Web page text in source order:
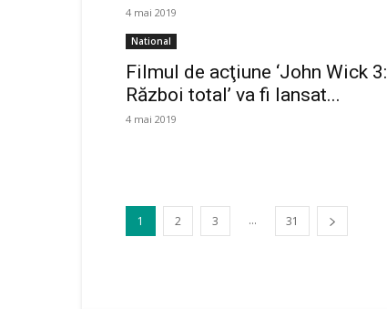
4 mai 2019
National
Filmul de acţiune ‘John Wick 3:
Război total’ va fi lansat...
4 mai 2019
1 2 3 ... 31